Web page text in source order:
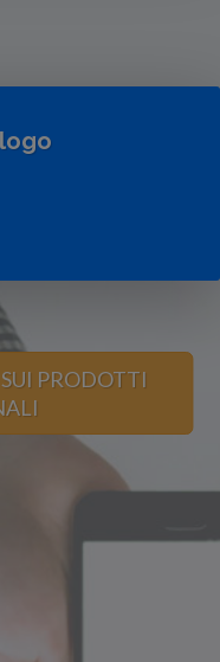
PRODOTTI